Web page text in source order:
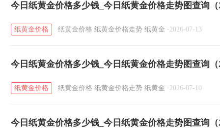
今日纸黄金价格多少钱_今日纸黄金价格走势图查询（
纸黄金价格 纸黄金价格 纸黄金价格走势 纸黄金 · 2026-07-13
今日纸黄金价格多少钱_今日纸黄金价格走势图查询（
纸黄金价格 纸黄金价格 纸黄金价格走势 纸黄金 · 2026-07-10
今日纸黄金价格多少钱_今日纸黄金价格走势图查询（